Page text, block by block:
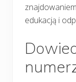
edukacją i